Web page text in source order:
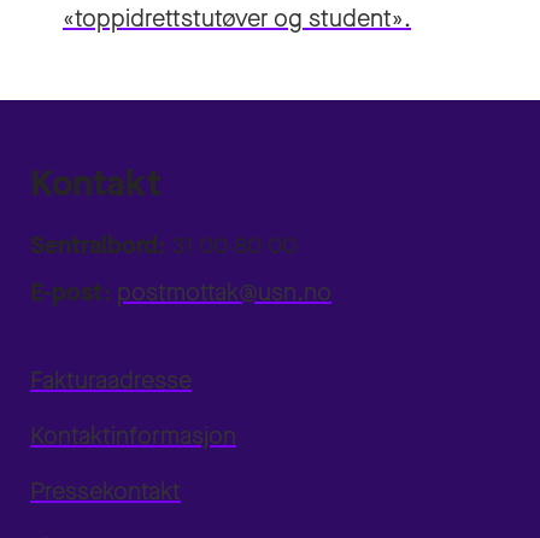
«toppidrettstutøver og student».
Kontakt
Sentralbord: 31 00 80 00
E-post: postmottak@usn.no
Fakturaadresse
Kontaktinformasjon
Pressekontakt